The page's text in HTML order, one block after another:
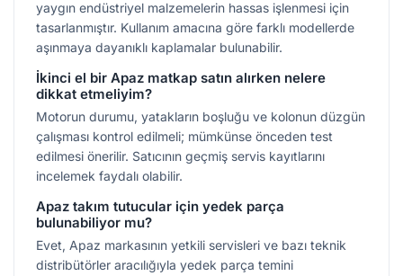
yaygın endüstriyel malzemelerin hassas işlenmesi için
tasarlanmıştır. Kullanım amacına göre farklı modellerde
aşınmaya dayanıklı kaplamalar bulunabilir.
İkinci el bir Apaz matkap satın alırken nelere
dikkat etmeliyim?
Motorun durumu, yatakların boşluğu ve kolonun düzgün
çalışması kontrol edilmeli; mümkünse önceden test
edilmesi önerilir. Satıcının geçmiş servis kayıtlarını
incelemek faydalı olabilir.
Apaz takım tutucular için yedek parça
bulunabiliyor mu?
Evet, Apaz markasının yetkili servisleri ve bazı teknik
distribütörler aracılığıyla yedek parça temini